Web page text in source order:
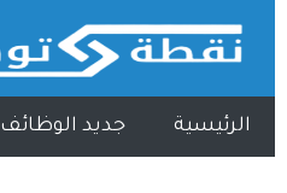
الرئيسية جديد الوظائف